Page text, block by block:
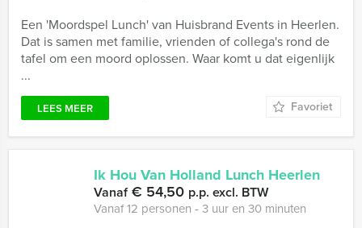
Een 'Moordspel Lunch' van Huisbrand Events in Heerlen.
Dat is samen met familie, vrienden of collega's rond de
tafel om een moord oplossen. Waar komt u dat eigenlijk
...
LEES MEER Favoriet
Ik Hou Van Holland Lunch Heerlen
Vanaf€ 54,50 p.p. excl. BTW
Vanaf 12 personen ‐ 3 uur en 30 minuten